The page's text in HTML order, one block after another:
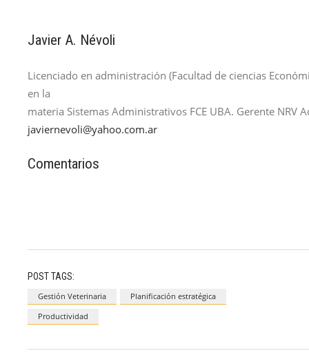
Javier A. Névoli
Licenciado en administración (Facultad de ciencias
en la
materia Sistemas Administrativos FCE UBA. Gerente NRV
javiernevoli@yahoo.com.ar
Comentarios
POST TAGS:
Gestión Veterinaria
Planificación estratégica
Productividad